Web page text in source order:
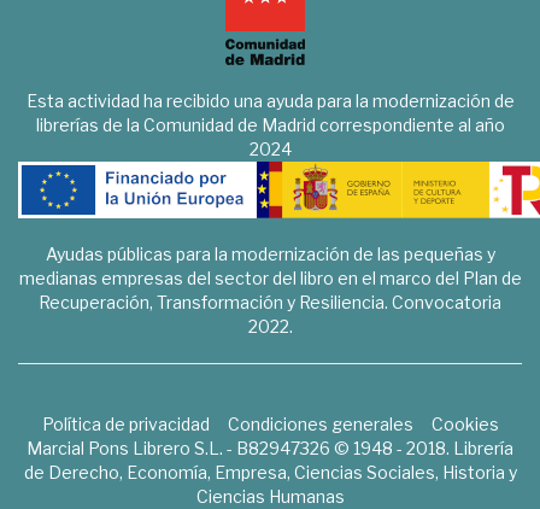
Esta actividad ha recibido una ayuda para la modernización de
librerías de la Comunidad de Madrid correspondiente al año
2024
Ayudas públicas para la modernización de las pequeñas y
medianas empresas del sector del libro en el marco del Plan de
Recuperación, Transformación y Resiliencia. Convocatoria
2022.
Política de privacidad Condiciones generales
Cookies
Marcial Pons Librero S.L. - B82947326 © 1948 - 2018. Librería
de Derecho, Economía, Empresa, Ciencias Sociales, Historia y
Ciencias Humanas